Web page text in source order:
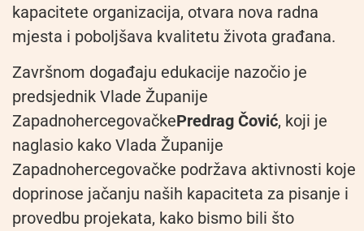
kapacitete organizacija, otvara nova radna
mjesta i poboljšava kvalitetu života građana.
Završnom događaju edukacije nazočio je
predsjednik Vlade Županije
ZapadnohercegovačkePredrag Čović, koji je
naglasio kako Vlada Županije
Zapadnohercegovačke podržava aktivnosti koje
doprinose jačanju naših kapaciteta za pisanje i
provedbu projekata, kako bismo bili što